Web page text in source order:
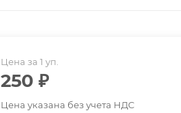
Цена за 1 уп.
250 ₽
Цена указана без учета НДС